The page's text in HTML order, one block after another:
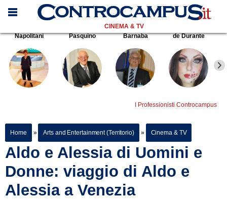
CINEMA & TV
Napolitani
Pasquino Barnaba de Durante
I Professionisti Controcampus
Home » Arts and Entertainment (Territorio) » Cinema & TV
Aldo e Alessia di Uomini e
Donne: viaggio di Aldo e
Alessia a Venezia